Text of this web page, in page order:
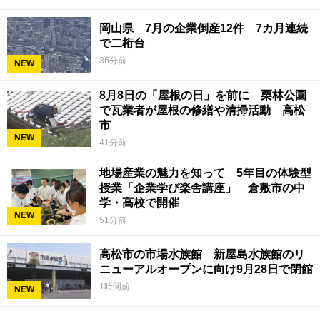
NEW
岡山県 7月の企業倒産12件 7カ月連続
で二桁台
36分前
NEW
8月8日の「屋根の日」を前に 栗林公園
で瓦業者が屋根の修繕や清掃活動 高松
市
41分前
NEW
地場産業の魅力を知って 5年目の体験型
授業「企業学び楽舎講座」 倉敷市の中
学・高校で開催
51分前
NEW
高松市の市場水族館 新屋島水族館のリ
ニューアルオープンに向け9月28日で閉館
1時間前